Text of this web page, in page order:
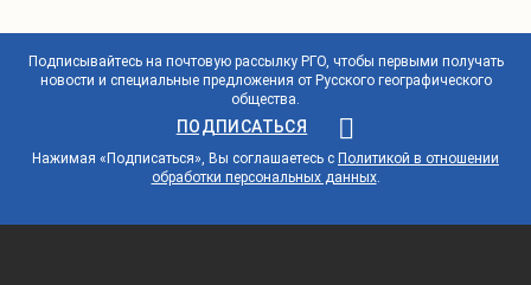
Подписывайтесь на почтовую рассылку РГО, чтобы первыми получать
новости и специальные предложения от Русского географического
общества.
ПОДПИСАТЬСЯ
Нажимая «Подписаться», Вы соглашаетесь с Политикой в отношении
обработки персональных данных.